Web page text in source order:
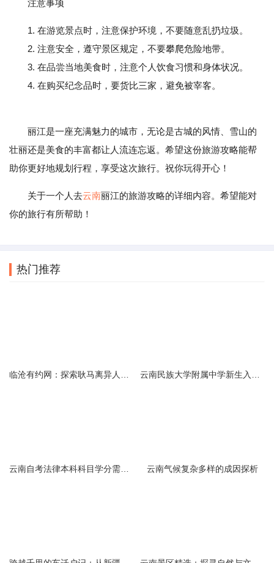
注意事项
1. 在游览景点时，注意保护环境，不要随意乱扔垃圾。
2. 注意安全，遵守景区规定，不要攀爬危险地带。
3. 在品尝当地美食时，注意个人饮食习惯和身体状况。
4. 在购买纪念品时，要货比三家，避免被宰客。
丽江是一座充满魅力的城市，无论是古城的风情、雪山的
壮丽还是美食的丰富都让人流连忘返。希望这份旅游攻略能帮
助你更好地规划行程，享受这次旅行。祝你玩得开心！
关于一个人去云南丽江的旅游攻略的详细内容。希望能对
你的旅行有所帮助！
热门推荐
云南气候复杂多样的成因探析